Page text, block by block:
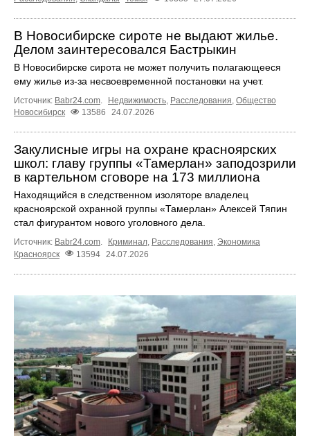
В Новосибирске сироте не выдают жилье.
Делом заинтересовался Бастрыкин
В Новосибирске сирота не может получить полагающееся
ему жилье из-за несвоевременной постановки на учет.
Источник: Babr24.com. Недвижимость, Расследования, Общество
Новосибирск
13586 24.07.2026
Закулисные игры на охране красноярских
школ: главу группы «Тамерлан» заподозрили
в картельном сговоре на 173 миллиона
Находящийся в следственном изоляторе владелец
красноярской охранной группы «Тамерлан» Алексей Тяпин
стал фигурантом нового уголовного дела.
Источник: Babr24.com. Криминал, Расследования, Экономика
Красноярск
13594 24.07.2026